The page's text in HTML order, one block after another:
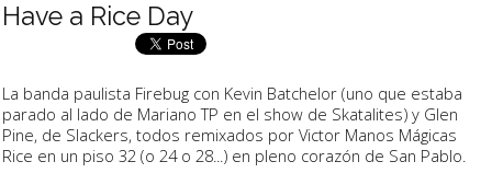
Have a Rice Day
La banda paulista Firebug con Kevin Batchelor (uno que estaba
parado al lado de Mariano TP en el show de Skatalites) y Glen
Pine, de Slackers, todos remixados por Victor Manos Mágicas
Rice en un piso 32 (o 24 o 28...) en pleno corazón de San Pablo.